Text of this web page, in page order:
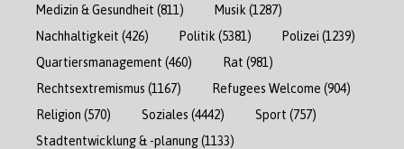
Medizin & Gesundheit (811) Musik (1287)
Nachhaltigkeit (426) Politik (5381) Polizei (1239)
Quartiersmanagement (460) Rat (981)
Rechtsextremismus (1167) Refugees Welcome (904)
Religion (570) Soziales (4442) Sport (757)
Stadtentwicklung & -planung(1133)